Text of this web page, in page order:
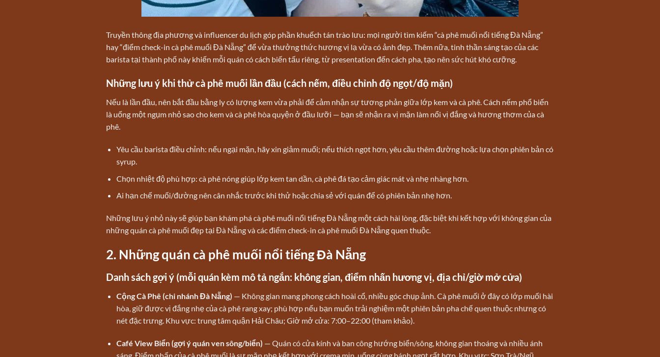
Truyền thông địa phương và influencer du lịch góp phần khuếch tán trào lưu: mọi người tìm kiếm “cà phê muối nổi tiếng Đà Nẵng”
hay “điểm check-in cà phê muối Đà Nẵng” để vừa thưởng thức hương vị lạ vừa có ảnh đẹp. Thêm nữa, tinh thần sáng tạo của các
barista tại thành phố này khiến mỗi quán có cách biến tấu riêng, từ presentation đến cách pha, tạo nên sức hút khó cưỡng.
Những lưu ý khi thử cà phê muối lần đầu (cách nếm, điều chỉnh độ ngọt/độ mặn)
Nếu là lần đầu, nên bắt đầu bằng ly có lượng kem vừa phải để cảm nhận sự tương phản giữa lớp kem và cà phê. Cách nếm phổ biến
là uống một ngụm nhỏ sao cho kem và cà phê hòa quyện ở đầu lưỡi — bạn sẽ nhận ra vị mặn làm nổi vị đắng và hương thơm của cà
phê.
Yêu cầu barista điều chỉnh: nếu ngại mặn, hãy xin giảm muối; nếu thích ngọt hơn, yêu cầu thêm đường hoặc lựa chọn phiên bản có
syrup.
Chọn nhiệt độ phù hợp: cà phê nóng giúp lớp kem tan dần, cà phê đá tạo cảm giác mát và nhẹ nhàng hơn.
Ai hạn chế muối/đường nên cân nhắc trước khi thử hoặc chia sẻ với quán để có phiên bản nhẹ hơn.
Những lưu ý nhỏ này sẽ giúp bạn khám phá cà phê muối nổi tiếng Đà Nẵng một cách hài lòng, đặc biệt khi kết hợp với không gian của
những quán cà phê muối đẹp tại Đà Nẵng và các điểm check-in cà phê muối Đà Nẵng quen thuộc.
2. Những quán cà phê muối nổi tiếng Đà Nẵng
Danh sách gợi ý (mỗi quán kèm mô tả ngắn: không gian, điểm nhấn hương vị, địa chỉ/giờ mở cửa)
Cộng Cà Phê (chi nhánh Đà Nẵng) — Không gian mang phong cách hoài cổ, nhiều góc chụp ảnh. Cà phê muối ở đây có lớp muối hài
hòa, giữ được vị đắng nhẹ của cà phê rang xay; phù hợp nếu bạn muốn trải nghiệm một phiên bản pha chế quen thuộc nhưng có
nét đặc trưng. Khu vực: trung tâm quận Hải Châu; Giờ mở cửa: 7:00–22:00 (tham khảo).
Café View Biển (gợi ý quán ven sông/biển) — Quán có cửa kính và ban công hướng biển/sông, không gian thoáng và nhiều ánh
sáng. Điểm nhấn của cà phê muối là sự mặn nhẹ kết hợp với crema mịn, uống cùng bánh ngọt rất hợp. Khu vực: Sơn Trà/Ngũ